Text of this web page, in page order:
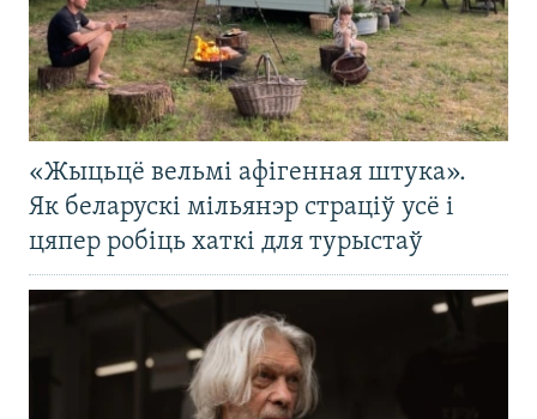
«Жыцьцё вельмі афігенная штука».
Як беларускі мільянэр страціў усё і
цяпер робіць хаткі для турыстаў